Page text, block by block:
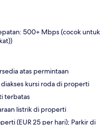
500+ Mbps (cocok untuk
atas permintaan
kursi roda di properti
terbatas
listrik di properti
(EUR 25 per hari); Parkir di